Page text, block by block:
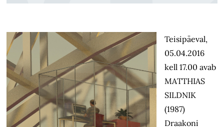
Teisipäeval,
05.04.2016
kell 17.00 avab
MATTHIAS
SILDNIK
(1987)
Draakoni